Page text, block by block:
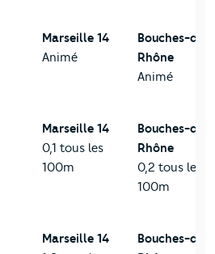
Marseille 14
Animé
Bouches-du-
Rhône
Animé
Marseille 14
0,1 tous les
100m
Bouches-du-
Rhône
0,2 tous les
100m
Marseille 14
Bouches-du-